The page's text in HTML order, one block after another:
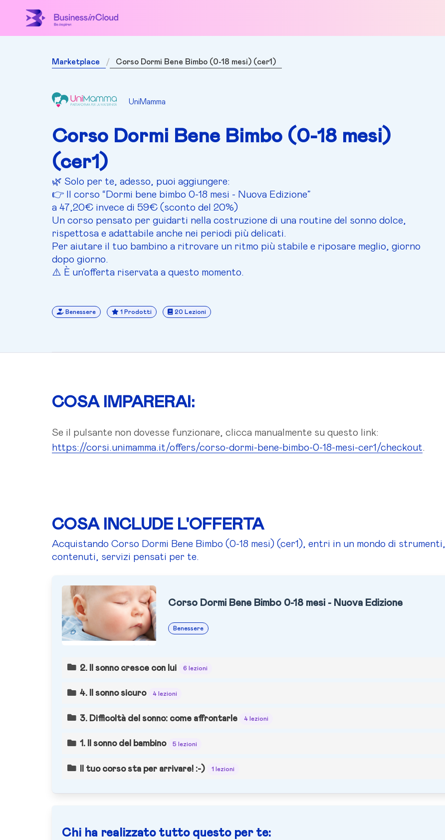
Marketplace Corso Dormi Bene Bimbo (0-18 mesi) (cer1)
UniMamma
Corso Dormi Bene Bimbo (0-18 mesi)
(cer1)
🌿 Solo per te, adesso, puoi aggiungere:
👉 Il corso “Dormi bene bimbo 0-18 mesi - Nuova Edizione”
a 47,20€ invece di 59€ (sconto del 20%)
Un corso pensato per guidarti nella costruzione di una routine del sonno dolce,
rispettosa e adattabile anche nei periodi più delicati.
Per aiutare il tuo bambino a ritrovare un ritmo più stabile e riposare meglio, giorno
dopo giorno.
⚠️ È un’offerta riservata a questo momento.
Benessere 1 Prodotti 20 Lezioni
COSA IMPARERAI:
Se il pulsante non dovesse funzionare, clicca manualmente su questo link:
https://corsi.unimamma.it/offers/corso-dormi-bene-bimbo-0-18-mesi-cer1/checkout.
COSA INCLUDE L'OFFERTA
Acquistando Corso Dormi Bene Bimbo (0-18 mesi) (cer1), entri in un mondo di strumenti,
contenuti, servizi pensati per te.
Corso Dormi Bene Bimbo 0-18 mesi - Nuova Edizione
Benessere
2. Il sonno cresce con lui 6 lezioni
4. Il sonno sicuro 4 lezioni
3. Difficoltà del sonno: come affrontarle 4 lezioni
1. Il sonno del bambino 5 lezioni
Il tuo corso sta per arrivare! :-) 1 lezioni
Chi ha realizzato tutto questo per te: